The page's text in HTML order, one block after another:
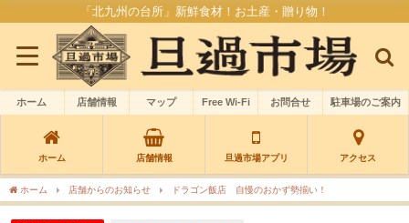
「北九州の台所」新鮮食材！お土産・贈り物！
ホーム 店舗情報 マップ Free Wi-Fi お問合せ 駐車場のご案内
ホーム 店舗情報 旦過市場アプリ アクセス
ホーム 店舗からのお知らせ ドラゴン飯店 自慢のおかず勢揃い！